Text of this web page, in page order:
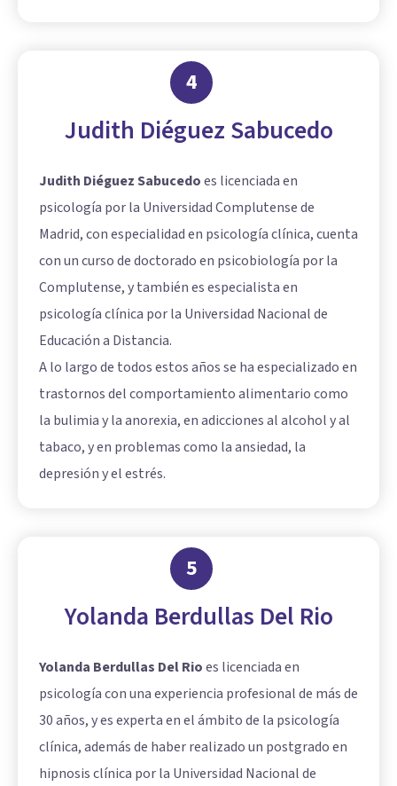
4
Judith Diéguez Sabucedo
Judith Diéguez Sabucedoes licenciada en
psicología por la Universidad Complutense de
Madrid, con especialidad en psicología clínica, cuenta
con un curso de doctorado en psicobiología por la
Complutense, y también es especialista en
psicología clínica por la Universidad Nacional de
Educación a Distancia.
A lo largo de todos estos años se ha especializado en
trastornos del comportamiento alimentario como
la bulimia y la anorexia, en adicciones al alcohol y al
tabaco, y en problemas como la ansiedad, la
depresión y el estrés.
5
Yolanda Berdullas Del Rio
Yolanda Berdullas Del Rioes licenciada en
psicología con una experiencia profesional de más de
30 años, y es experta en el ámbito de la psicología
clínica, además de haber realizado un postgrado en
hipnosis clínica por la Universidad Nacional de